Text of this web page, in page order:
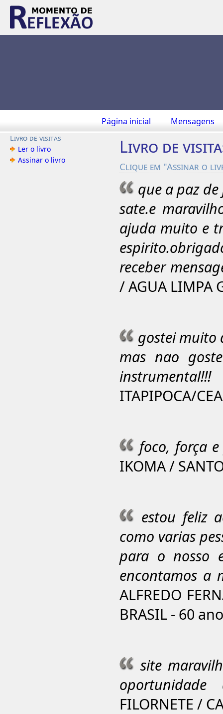
Página inicial Mensagens
Livro de visitas
Ler o livro
Assinar o livro
Livro de
Clique em "Assinar o
que a paz
sate.e
ajuda muito e
receber
/ AGUA LIMPA
gostei muito
mas nao
ITAPIPOCA/
foco, força
IKOMA /
estou feliz
como varias
para o nosso
encontamos a
ALFREDO
BRASIL - 60
site
oportunidade
FILORNETE /